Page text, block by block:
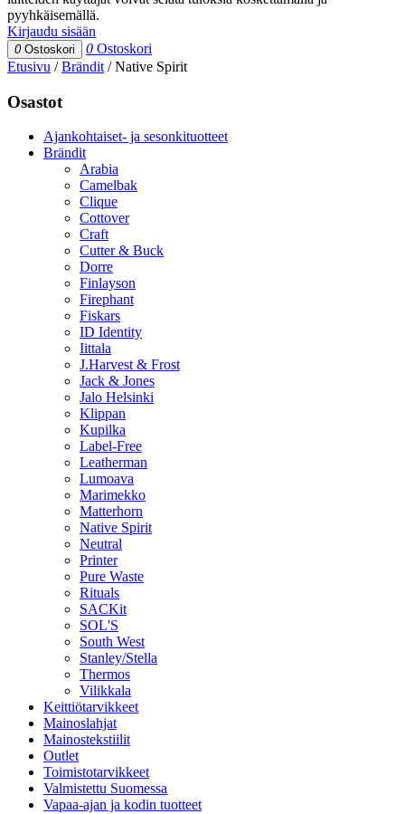
pyyhkäisemällä.
Kirjaudu sisään
0 Ostoskori 0 Ostoskori
Etusivu /Brändit /Native Spirit
Osastot
Ajankohtaiset- ja sesonkituotteet
Brändit
Arabia
Camelbak
Clique
Cottover
Craft
Cutter & Buck
Dorre
Finlayson
Firephant
Fiskars
ID Identity
Iittala
J.Harvest & Frost
Jack & Jones
Jalo Helsinki
Klippan
Kupilka
Label-Free
Leatherman
Lumoava
Marimekko
Matterhorn
Native Spirit
Neutral
Printer
Pure Waste
Rituals
SACKit
SOL'S
South West
Stanley/Stella
Thermos
Vilikkala
Keittiötarvikkeet
Mainoslahjat
Mainostekstiilit
Outlet
Toimistotarvikkeet
Valmistettu Suomessa
Vapaa-ajan ja kodin tuotteet